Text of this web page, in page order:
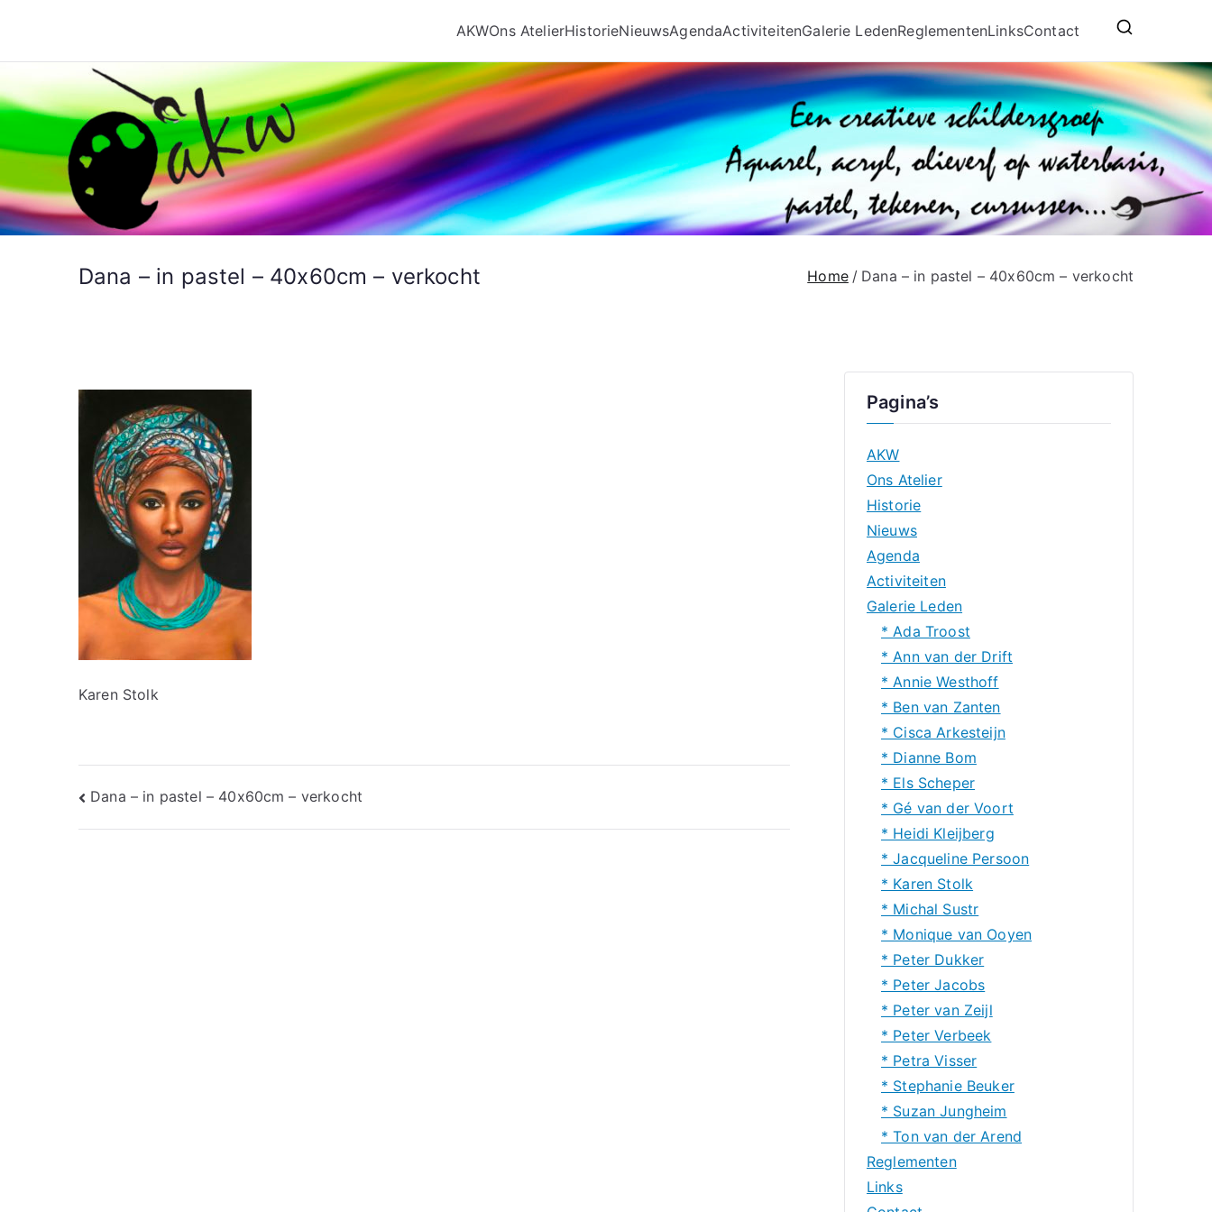
de
inhoud
Schilderen AKW
AKWOns AtelierHistorieNieuwsAgendaActiviteitenGalerie LedenReglementenLinksContact
Dana – in pastel – 40x60cm – verkocht Home Dana – in pastel – 40x60cm – verkocht
Karen Stolk
Bericht
navigatie
Dana – in pastel – 40x60cm – verkocht
Pagina’s
AKW
Ons Atelier
Historie
Nieuws
Agenda
Activiteiten
Galerie Leden
* Ada Troost
* Ann van der Drift
* Annie Westhoff
* Ben van Zanten
* Cisca Arkesteijn
* Dianne Bom
* Els Scheper
* Gé van der Voort
* Heidi Kleijberg
* Jacqueline Persoon
* Karen Stolk
* Michal Sustr
* Monique van Ooyen
* Peter Dukker
* Peter Jacobs
* Peter van Zeijl
* Peter Verbeek
* Petra Visser
* Stephanie Beuker
* Suzan Jungheim
* Ton van der Arend
Reglementen
Links